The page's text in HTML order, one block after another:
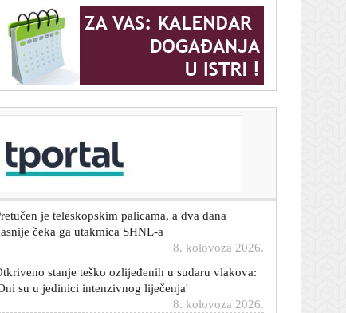
AS: Barcelona mijenja plan za Juliana Alvareza
8. kolovoza 2026.
Otkriveno stanje teško ozlijeđenih u sudaru vlakova:
8. kolovoza 2026.
Plenković o posjetu Zelenskog Beogradu: 'Srbija se